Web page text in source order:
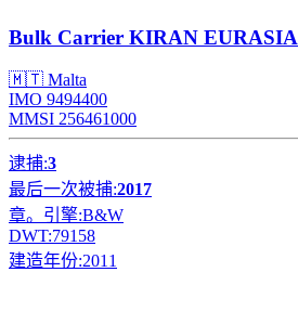
Bulk Carrier KIRAN EURASIA
🇲🇹 Malta
IMO 9494400
MMSI 256461000
逮捕:3
最后一次被捕:2017
章。引擎:B&W
DWT:79158
建造年份:2011